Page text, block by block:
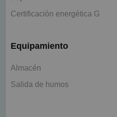
Certificación energética G
Equipamiento
Almacén
Salida de humos